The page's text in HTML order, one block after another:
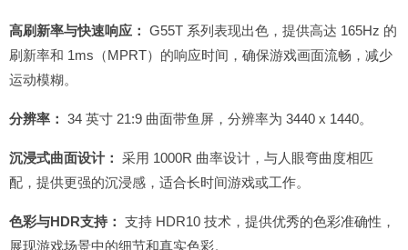
高刷新率与快速响应： G55T 系列表现出色，提供高达 165Hz 的
刷新率和 1ms（MPRT）的响应时间，确保游戏画面流畅，减少
运动模糊。
分辨率： 34 英寸 21:9 曲面带鱼屏，分辨率为 3440 x 1440。
沉浸式曲面设计： 采用 1000R 曲率设计，与人眼弯曲度相匹
配，提供更强的沉浸感，适合长时间游戏或工作。
色彩与HDR支持： 支持 HDR10 技术，提供优秀的色彩准确性，
展现游戏场景中的细节和真实色彩。